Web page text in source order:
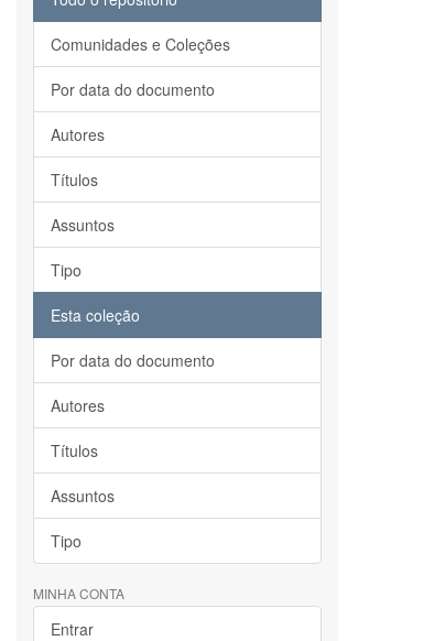
Comunidades e Coleções
Por data do documento
Autores
Títulos
Assuntos
Tipo
Esta coleção
Por data do documento
Autores
Títulos
Assuntos
Tipo
MINHA CONTA
Entrar